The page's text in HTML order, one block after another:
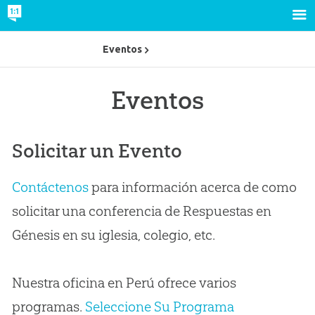
Eventos
Solicitar un Evento
Contáctenospara información acerca de como
solicitar una conferencia de Respuestas en
Génesis en su iglesia, colegio, etc.
Nuestra oficina en Perú ofrece varios
programas. Seleccione Su Programa
Eventos